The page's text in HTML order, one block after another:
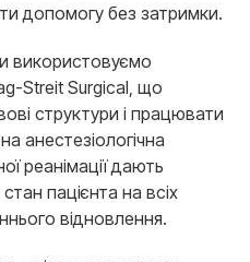
допомогу без затримки.
використовуємо
Streit Surgical, що
структури і працювати
анестезіологічна
реанімації дають
пацієнта на всіх
відновлення.